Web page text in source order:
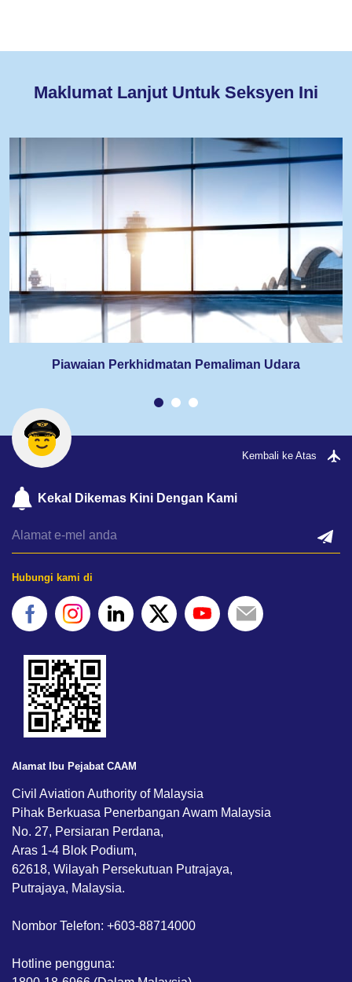
Maklumat Lanjut Untuk Seksyen Ini
Piawaian Perkhidmatan Pemaliman Udara
Kembali ke Atas
Kekal Dikemas Kini Dengan Kami
Hubungi kami di
Alamat Ibu Pejabat CAAM
Civil Aviation Authority of Malaysia
Pihak Berkuasa Penerbangan Awam Malaysia
No. 27, Persiaran Perdana,
Aras 1-4 Blok Podium,
62618, Wilayah Persekutuan Putrajaya,
Putrajaya, Malaysia.
Nombor Telefon: +603-88714000
Hotline pengguna: